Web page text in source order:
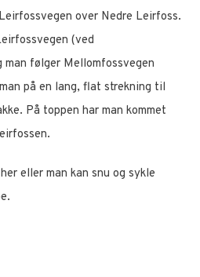
over Nedre Leirfoss.
(ved
følger Mellomfossvegen
på en lang, flat strekning til
På toppen har man kommet
eller man kan snu og sykle